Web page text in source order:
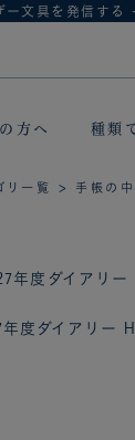
ー文具を発信す
方へ 種類
リ一覧 > 手帳の
年度ダイアリ
年度ダイアリー